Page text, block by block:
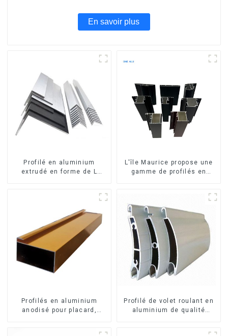
En savoir plus
Profilé en aluminium
extrudé en forme de L
L'île Maurice propose une
gamme de profilés en
Profilés en aluminium
anodisé pour placard,
Profilé de volet roulant en
aluminium de qualité